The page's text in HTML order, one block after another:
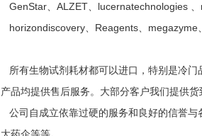
GenStar、ALZET、lucernatechnologies
horizondiscovery、Reagents、
所有生物试剂耗材都可以进口，特别是冷
产品均提供售后服务。大部分客户我们提供货
公司自成立依靠过硬的服务和良好的信誉与